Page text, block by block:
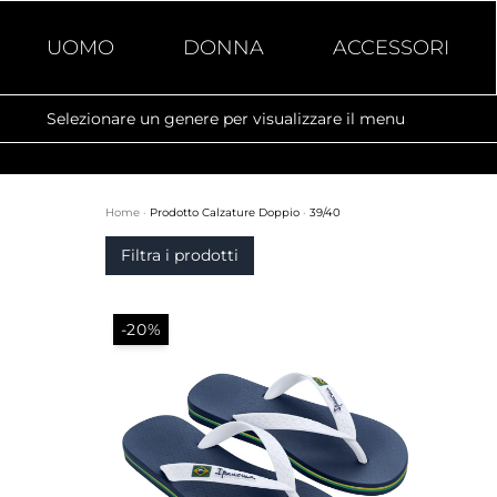
UOMO DONNA ACCESSORI
Selezionare un genere per visualizzare il menu
Home · Prodotto Calzature Doppio · 39/40
Filtra i prodotti
-20%